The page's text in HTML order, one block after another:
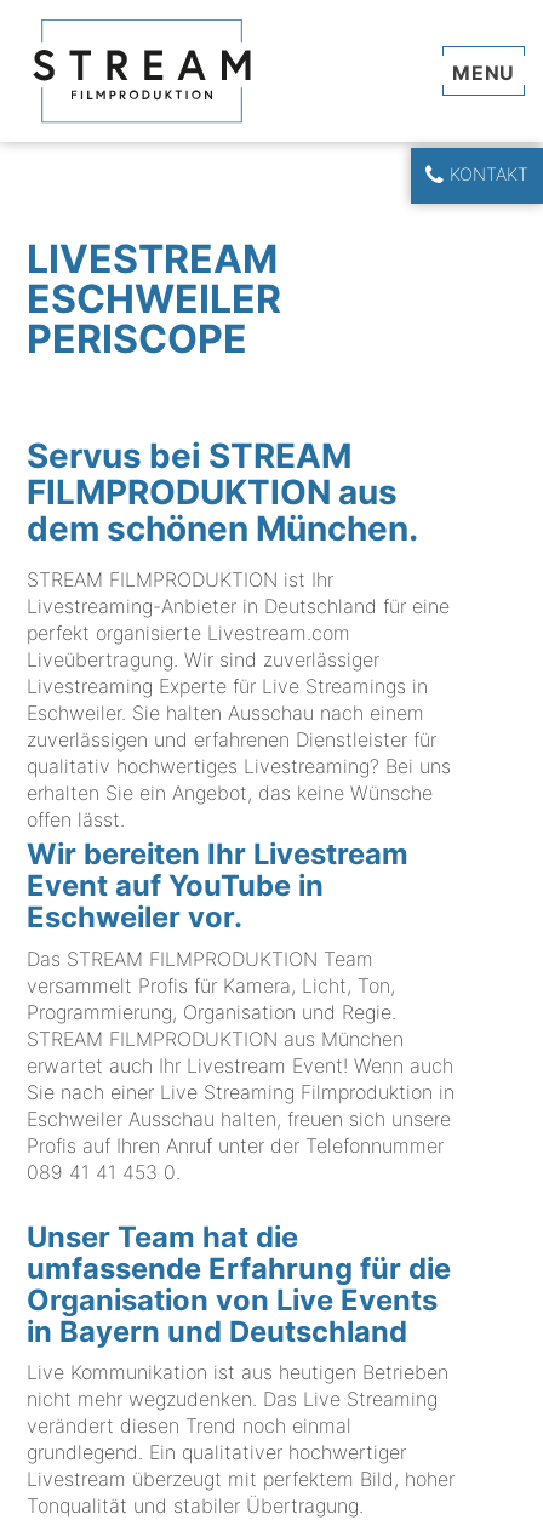
KONTAKT
LIVESTREAM
ESCHWEILER
PERISCOPE
Servus bei STREAM
FILMPRODUKTION aus
dem schönen München.
STREAM FILMPRODUKTION ist Ihr
Livestreaming-Anbieter in Deutschland für eine
perfekt organisierte Livestream.com
Liveübertragung. Wir sind zuverlässiger
Livestreaming Experte für Live Streamings in
Eschweiler. Sie halten Ausschau nach einem
zuverlässigen und erfahrenen Dienstleister für
qualitativ hochwertiges Livestreaming? Bei uns
erhalten Sie ein Angebot, das keine Wünsche
offen lässt.
Wir bereiten Ihr Livestream
Event auf YouTube in
Eschweiler vor.
Das STREAM FILMPRODUKTION Team
versammelt Profis für Kamera, Licht, Ton,
Programmierung, Organisation und Regie.
STREAM FILMPRODUKTION aus München
erwartet auch Ihr Livestream Event! Wenn auch
Sie nach einer Live Streaming Filmproduktion in
Eschweiler Ausschau halten, freuen sich unsere
Profis auf Ihren Anruf unter der Telefonnummer
089 41 41 453 0
Unser Team hat die
umfassende Erfahrung für die
Organisation von Live Events
in Bayern und Deutschland
Live Kommunikation ist aus heutigen Betrieben
nicht mehr wegzudenken. Das Live Streaming
verändert diesen Trend noch einmal
grundlegend. Ein qualitativer hochwertiger
Livestream überzeugt mit perfektem Bild, hoher
Tonqualität und stabiler Übertragung.